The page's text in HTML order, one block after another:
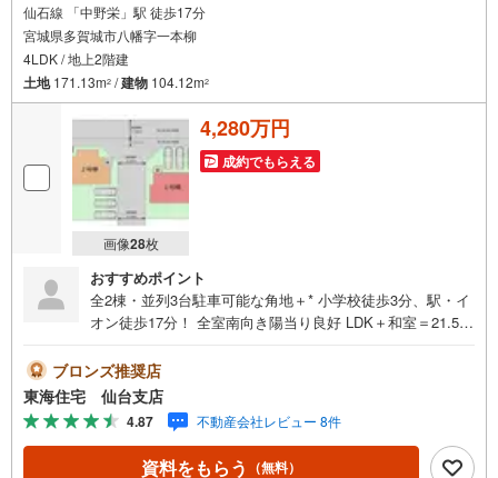
仙石線 「中野栄」駅 徒歩17分
宮城県多賀城市八幡字一本柳
4LDK / 地上2階建
土地171.13m2 /建物 104.12m2
画像28枚
4,280万円
成約でもらえる
おすすめポイント
全2棟・並列3台駐車可能な角地＋* 小学校徒歩3分、駅・イ
オン徒歩17分！ 全室南向き陽当り良好 LDK＋和室＝21.5帖
小学校徒歩3分、駅・イオン徒歩17分で通勤通学も安心！
駐車場並列3台分有り 全室南向き陽当り良好 玄関上部は吹
抜で開放感UP！ LDK＋和室＝約22帖の広々スペース！ 土
間収納・パントリー・WIC付で収納豊富 【周辺環境】・多
賀城八幡小学校 徒歩3分（195m）・高崎中学校 徒歩24
ブロンズ推奨店
東海住宅 仙台支店
4.87 不動産会社レビュー 8件
資料をもらう （無料）